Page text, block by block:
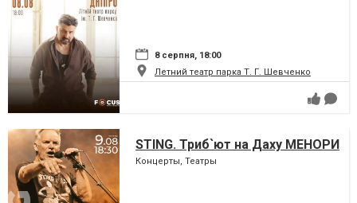
8 серпня, 18:00
Летний театр парка Т. Г. Шевченко
STING. Триб`ют на Даху МЕНОРИ
Концерты, Театры